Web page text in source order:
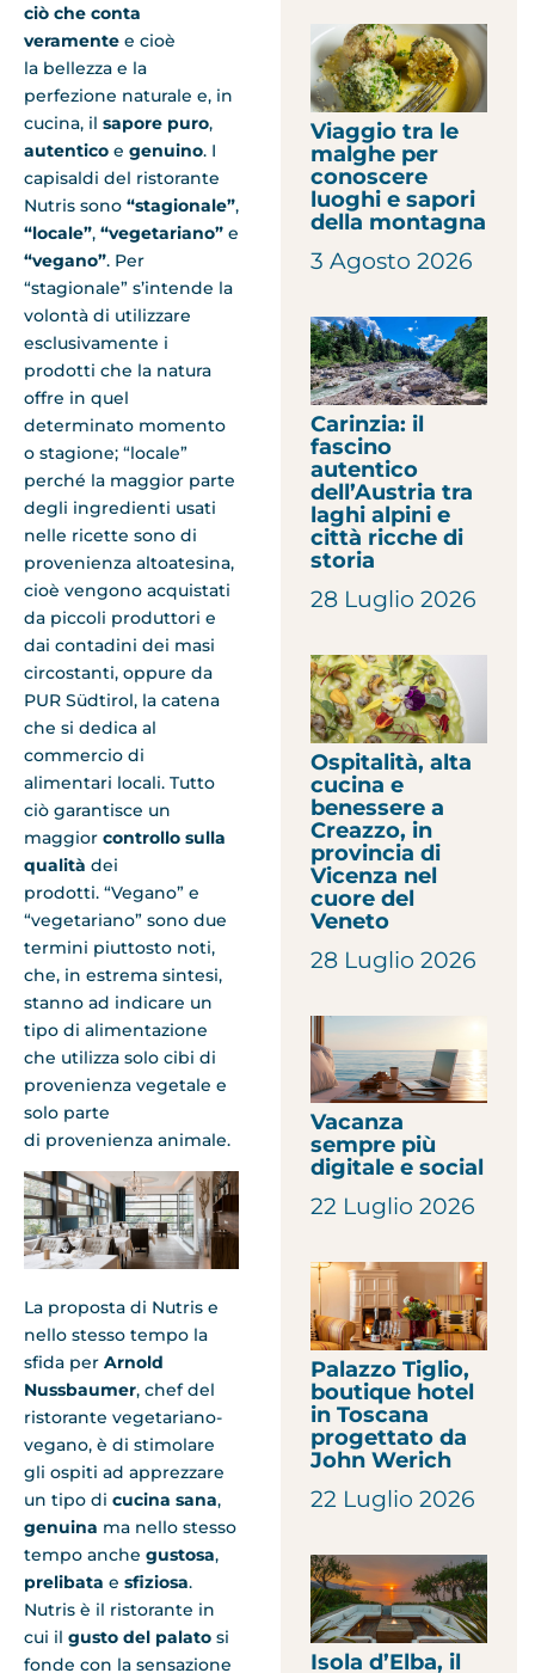
ciò che conta
veramente e cioè
la bellezza e la
perfezione naturale e, in
cucina, il sapore puro,
autentico e genuino. I
capisaldi del ristorante
Nutris sono “stagionale”,
“locale”, “vegetariano” e
“vegano”. Per
“stagionale” s’intende la
volontà di utilizzare
esclusivamente i
prodotti che la natura
offre in quel
determinato momento
o stagione; “locale”
perché la maggior parte
degli ingredienti usati
nelle ricette sono di
provenienza altoatesina,
cioè vengono acquistati
da piccoli produttori e
dai contadini dei masi
circostanti, oppure da
PUR Südtirol, la catena
che si dedica al
commercio di
alimentari locali. Tutto
ciò garantisce un
maggior controllo sulla
qualità dei
prodotti. “Vegano” e
“vegetariano” sono due
termini piuttosto noti,
che, in estrema sintesi,
stanno ad indicare un
tipo di alimentazione
che utilizza solo cibi di
provenienza vegetale e
solo parte
di provenienza animale.
La proposta di Nutris e
nello stesso tempo la
sfida per Arnold
Nussbaumer, chef del
ristorante vegetariano-
vegano, è di stimolare
gli ospiti ad apprezzare
un tipo di cucina sana,
genuina ma nello stesso
tempo anche gustosa,
prelibata e sfiziosa.
Nutris è il ristorante in
cui il gusto del palato si
fonde con la sensazione
Viaggio tra le
malghe per
conoscere
luoghi e sapori
della montagna
3 Agosto 2026
Carinzia: il
fascino
autentico
dell’Austria tra
laghi alpini e
città ricche di
storia
28 Luglio 2026
Ospitalità, alta
cucina e
benessere a
Creazzo, in
provincia di
Vicenza nel
cuore del
Veneto
28 Luglio 2026
Vacanza
sempre più
digitale e social
22 Luglio 2026
Palazzo Tiglio,
boutique hotel
in Toscana
progettato da
John Werich
22 Luglio 2026
Isola d’Elba, il